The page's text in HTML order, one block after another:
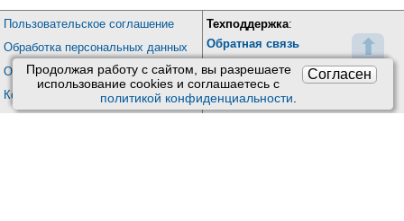
⬆
Согласен
Продолжая работу с сайтом, вы разрешаете
использование сookies и соглашаетесь с
политикой конфиденциальности.
Пользовательское соглашение
Обработка персональных данных
О проекте Киберис
Контакты
Техподдержка:
Обратная связь
Почта:kiberis@mail.ru